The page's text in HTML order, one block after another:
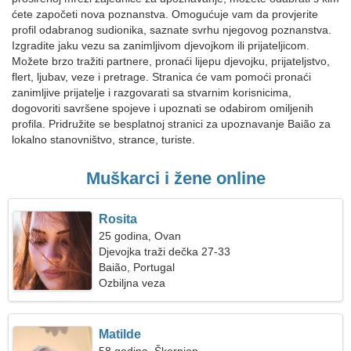
ćete započeti nova poznanstva. Omogućuje vam da provjerite
profil odabranog sudionika, saznate svrhu njegovog poznanstva.
Izgradite jaku vezu sa zanimljivom djevojkom ili prijateljicom.
Možete brzo tražiti partnere, pronaći lijepu djevojku, prijateljstvo,
flert, ljubav, veze i pretrage. Stranica će vam pomoći pronaći
zanimljive prijatelje i razgovarati sa stvarnim korisnicima,
dogovoriti savršene spojeve i upoznati se odabirom omiljenih
profila. Pridružite se besplatnoj stranici za upoznavanje Baião za
lokalno stanovništvo, strance, turiste.
Muškarci i žene online
Rosita
25 godina, Ovan
Djevojka traži dečka 27-33
Baião, Portugal
Ozbiljna veza
Matilde